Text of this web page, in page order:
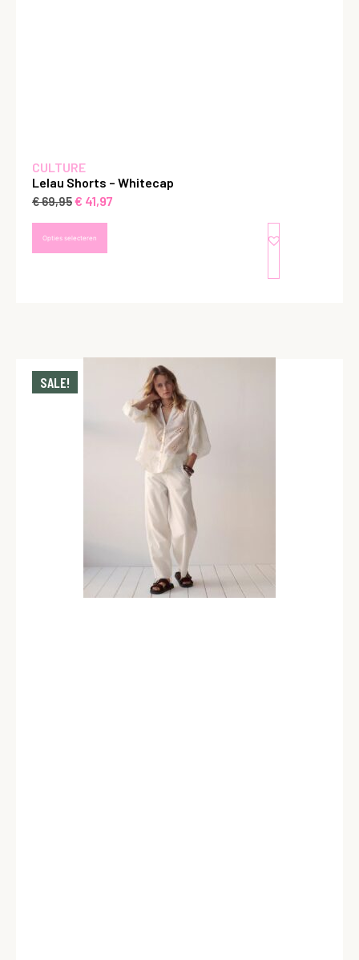
CULTURE
Lelau Shorts – Whitecap
€69,95€ 41,97
Opties selecteren
SALE!